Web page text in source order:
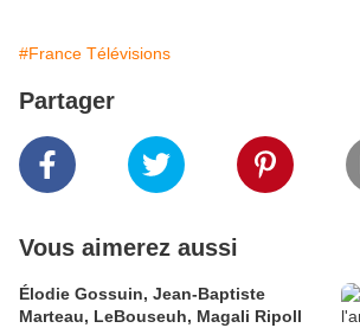
#France Télévisions
Partager
Vous aimerez aussi
Élodie Gossuin, Jean-Baptiste
Marteau, LeBouseuh, Magali Ripoll